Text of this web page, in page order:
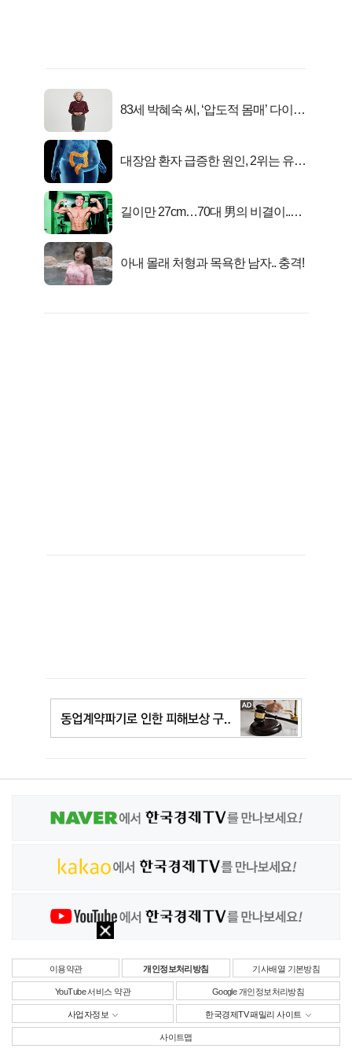
83세 박혜숙 씨, ‘압도적 몸매’ 다이어
대장암 환자 급증한 원인, 2위는 유산
길이만 27cm…70대 男의 비결이..충
아내 몰래 처형과 목욕한 남자.. 충격!
이용약관 개인정보처리방침 기사배열 기본방침
YouTube 서비스 약관 Google 개인정보처리방침
사업자정보 한국경제TV 패밀리 사이트
사이트맵